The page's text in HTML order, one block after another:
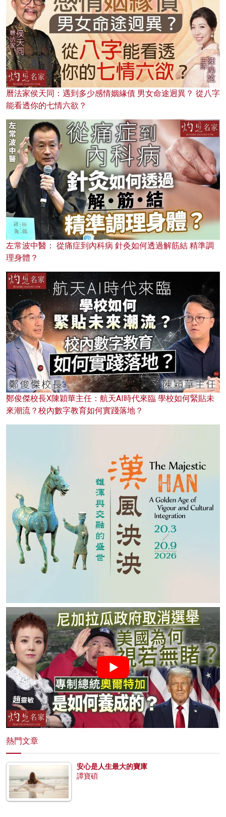
曆法家侯天同：遇到多少感情姻緣債 男女命途迥異？ 從八字
能看透你的七情六欲？
左常波中醫： 從痛症到內科病 針灸如何透過解筋結 精準調
理身體？
鄭俊傑校長X陳穎華主任：航天AI時代來臨 學校如何緊貼未
來潮流？校內數字教育如何實踐落地？
熱門文章
安心是人生最大的寶庫
譚寶碩